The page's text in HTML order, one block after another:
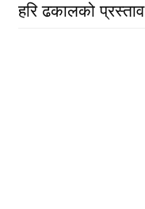
हरि ढकालको प्रस्ताव